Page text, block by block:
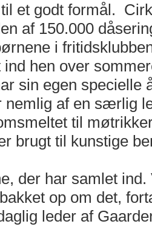
et godt formål.
af 150.000
i
hen over
sin egen specielle
nemlig af en særlig
til
brugt til kunstige
der har samlet ind.
op om det,
leder af